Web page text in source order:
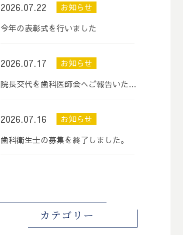
2026.07.22
お知らせ
今年の表彰式を行いました
2026.07.17
お知らせ
院長交代を歯科医師会へご報告いた…
2026.07.16
お知らせ
歯科衛生士の募集を終了しました。
カテゴリー